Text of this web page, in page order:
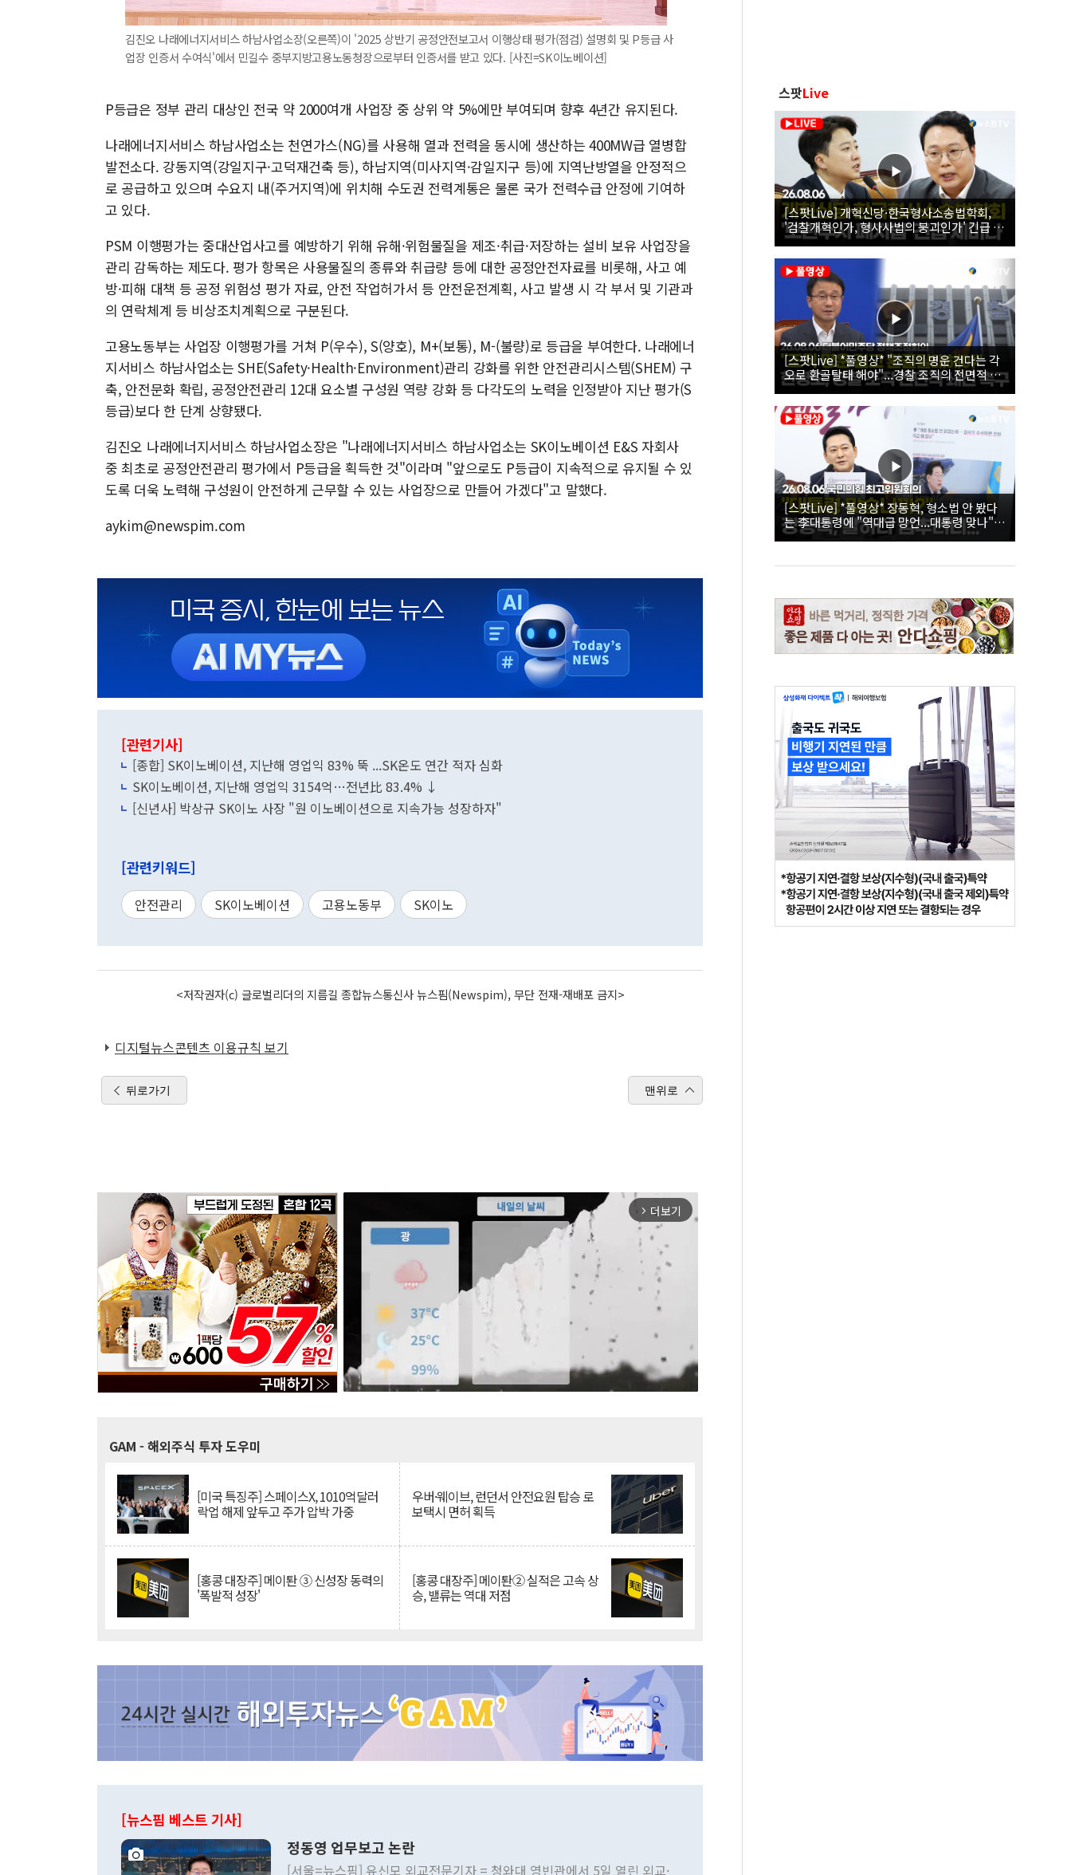
김진오 나래에너지서비스 하남사업소장(오른쪽)이 '2025 상반기 공정안전보고서 이행상태 평가(점검) 설명회 및 P등급 사
업장 인증서 수여식'에서 민길수 중부지방고용노동청장으로부터 인증서를 받고 있다. [사진=SK이노베이션]
P등급은 정부 관리 대상인 전국 약 2000여개 사업장 중 상위 약 5%에만 부여되며 향후 4년간 유지된다.
나래에너지서비스 하남사업소는 천연가스(NG)를 사용해 열과 전력을 동시에 생산하는 400MW급 열병합
발전소다. 강동지역(강일지구·고덕재건축 등), 하남지역(미사지역·감일지구 등)에 지역난방열을 안정적으
로 공급하고 있으며 수요지 내(주거지역)에 위치해 수도권 전력계통은 물론 국가 전력수급 안정에 기여하
고 있다.
PSM 이행평가는 중대산업사고를 예방하기 위해 유해·위험물질을 제조·취급·저장하는 설비 보유 사업장을
관리 감독하는 제도다. 평가 항목은 사용물질의 종류와 취급량 등에 대한 공정안전자료를 비롯해, 사고 예
방·피해 대책 등 공정 위험성 평가 자료, 안전 작업허가서 등 안전운전계획, 사고 발생 시 각 부서 및 기관과
의 연락체계 등 비상조치계획으로 구분된다.
고용노동부는 사업장 이행평가를 거쳐 P(우수), S(양호), M+(보통), M-(불량)로 등급을 부여한다. 나래에너
지서비스 하남사업소는 SHE(Safety·Health·Environment)관리 강화를 위한 안전관리시스템(SHEM) 구
축, 안전문화 확립, 공정안전관리 12대 요소별 구성원 역량 강화 등 다각도의 노력을 인정받아 지난 평가(S
등급)보다 한 단계 상향됐다.
김진오 나래에너지서비스 하남사업소장은 "나래에너지서비스 하남사업소는 SK이노베이션 E&S 자회사
중 최초로 공정안전관리 평가에서 P등급을 획득한 것"이라며 "앞으로도 P등급이 지속적으로 유지될 수 있
도록 더욱 노력해 구성원이 안전하게 근무할 수 있는 사업장으로 만들어 가겠다"고 말했다.
aykim@newspim.com
[관련기사]
[종합] SK이노베이션, 지난해 영업익 83% 뚝 ...SK온도 연간 적자 심화
SK이노베이션, 지난해 영업익 3154억…전년比 83.4% ↓
[신년사] 박상규 SK이노 사장 "원 이노베이션으로 지속가능 성장하자"
[관련키워드]
안전관리 SK이노베이션 고용노동부 SK이노
<저작권자(c) 글로벌리더의 지름길 종합뉴스통신사 뉴스핌(Newspim), 무단 전재-재배포 금지>
디지털뉴스콘텐츠 이용규칙 보기
뒤로가기 맨위로
arrow_forward_ios 더보기
GAM - 해외주식 투자 도우미
[미국 특징주] 스페이스X, 1010억달러
락업 해제 앞두고 주가 압박 가중
우버·웨이브, 런던서 안전요원 탑승 로
보택시 면허 획득
[홍콩 대장주] 메이퇀 ③ 신성장 동력의
'폭발적 성장'
[홍콩 대장주] 메이퇀② 실적은 고속 상
승, 밸류는 역대 저점
[뉴스핌 베스트 기사]
정동영 업무보고 논란
[서울=뉴스핌] 유신모 외교전문기자 = 청와대 영빈관에서 5일 열린 외교·
스팟Live
[스팟Live] 개혁신당·한국형사소송법학회,
'검찰개혁인가, 형사사법의 붕괴인가' 긴급 세
미나｜26.08.06
[스팟Live] *풀영상* "조직의 명운 건다는 각
오로 환골탈태 해야"...경찰 조직의 전면적 쇄
신 촉구한 한병도 | 26.08.06 더불어민주당 정
책조정회의
[스팟Live] *풀영상* 장동혁, 형소법 안 봤다
는 李대통령에 "역대급 망언...대통령 맞나"｜
26.08.06 국민의힘 최고위원회의